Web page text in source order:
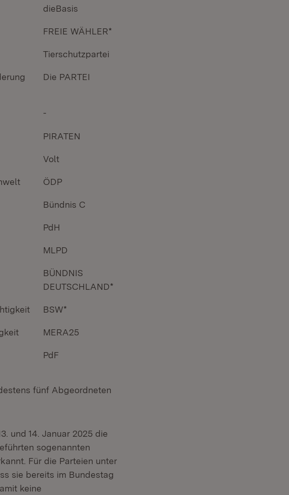
dieBasis
FREIE WÄHLER*
Tierschutzpartei
Die PARTEI
-
PIRATEN
Volt
ÖDP
Bündnis C
PdH
MLPD
BÜNDNIS
DEUTSCHLAND*
BSW*
MERA25
PdF
fünf Abgeordneten
und 14. Januar 2025 die
sogenannten
Für die Parteien unter
sie bereits im Bundestag
keine